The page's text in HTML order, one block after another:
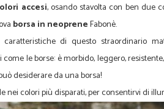
accesi, osando stavolta con ben due
borsa in neopreneFabonè.
di questo straordinario
le borse: è morbido, leggero,
desiderare da una borsa!
nei colori più disparati, per consentirvi di